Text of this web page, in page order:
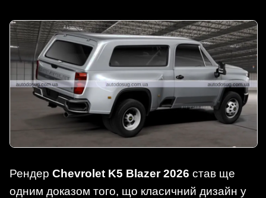
Рендер Chevrolet K5 Blazer 2026 став ще
одним доказом того, що класичний дизайн у